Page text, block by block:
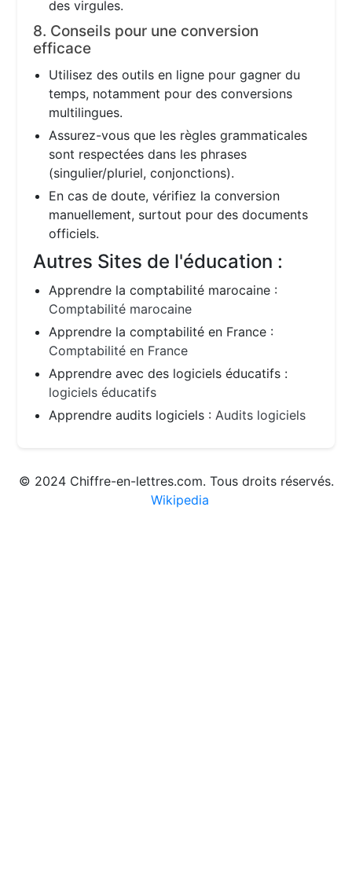
des virgules.
8. Conseils pour une conversion
efficace
Utilisez des outils en ligne pour gagner du
temps, notamment pour des conversions
multilingues.
Assurez-vous que les règles grammaticales
sont respectées dans les phrases
(singulier/pluriel, conjonctions).
En cas de doute, vérifiez la conversion
manuellement, surtout pour des documents
officiels.
Autres Sites de l'éducation :
Apprendre la comptabilité marocaine :
Comptabilité marocaine
Apprendre la comptabilité en France :
Comptabilité en France
Apprendre avec des logiciels éducatifs :
logiciels éducatifs
Apprendre audits logiciels :Audits logiciels
© 2024 Chiffre-en-lettres.com. Tous droits réservés.
Wikipedia